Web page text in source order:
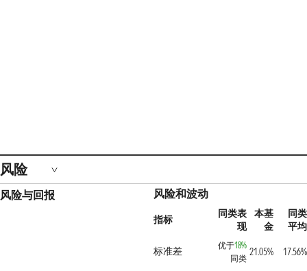
风险
风险与回报 风险和波动
指标
同类表
现
本基
金
同类
平均
标准差
优于18%
同类
21.05% 17.56%